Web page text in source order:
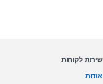
שירות לקוחות
אודות